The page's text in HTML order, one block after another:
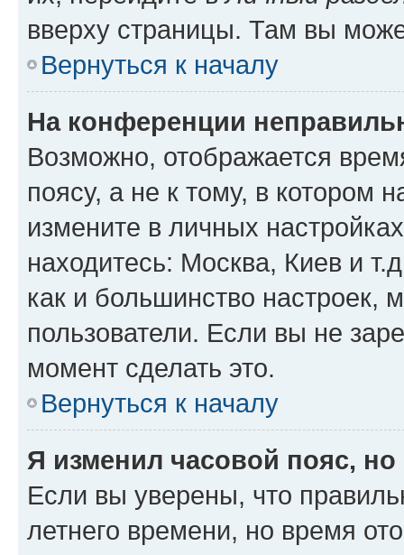
вверху страницы. Там вы
Вернуться к началу
На конференции
Возможно, отображается
поясу, а не к тому, в котором
измените в личных
находитесь: Москва, Киев и
как и большинство настроек,
пользователи. Если вы не
момент сделать это.
Вернуться к началу
Я изменил часовой пояс,
Если вы уверены, что
летнего времени, но время